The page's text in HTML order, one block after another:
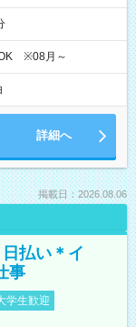
※08月～
詳細へ
掲載日：2026.08.06
払い＊イ
事
学生歓迎